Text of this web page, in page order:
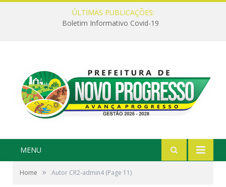
ÚLTIMAS PUBLICAÇÕES:
Boletim Informativo Covid-19
MENU
Home » Autor CR2-admin4 (Page 11)